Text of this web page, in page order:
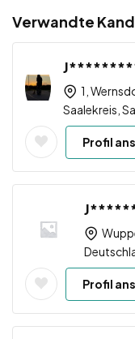
Verwandte
1,
Saalekreis,
Profil
Profil